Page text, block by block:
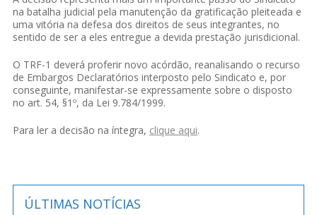
na batalha judicial pela manutenção da gratificação pleiteada e
uma vitória na defesa dos direitos de seus integrantes, no
sentido de ser a eles entregue a devida prestação jurisdicional.
O TRF-1 deverá proferir novo acórdão, reanalisando o recurso
de Embargos Declaratórios interposto pelo Sindicato e, por
conseguinte, manifestar-se expressamente sobre o disposto
no art. 54, §1º, da Lei 9.784/1999.
Para ler a decisão na íntegra, clique aqui.
ÚLTIMAS NOTÍCIAS